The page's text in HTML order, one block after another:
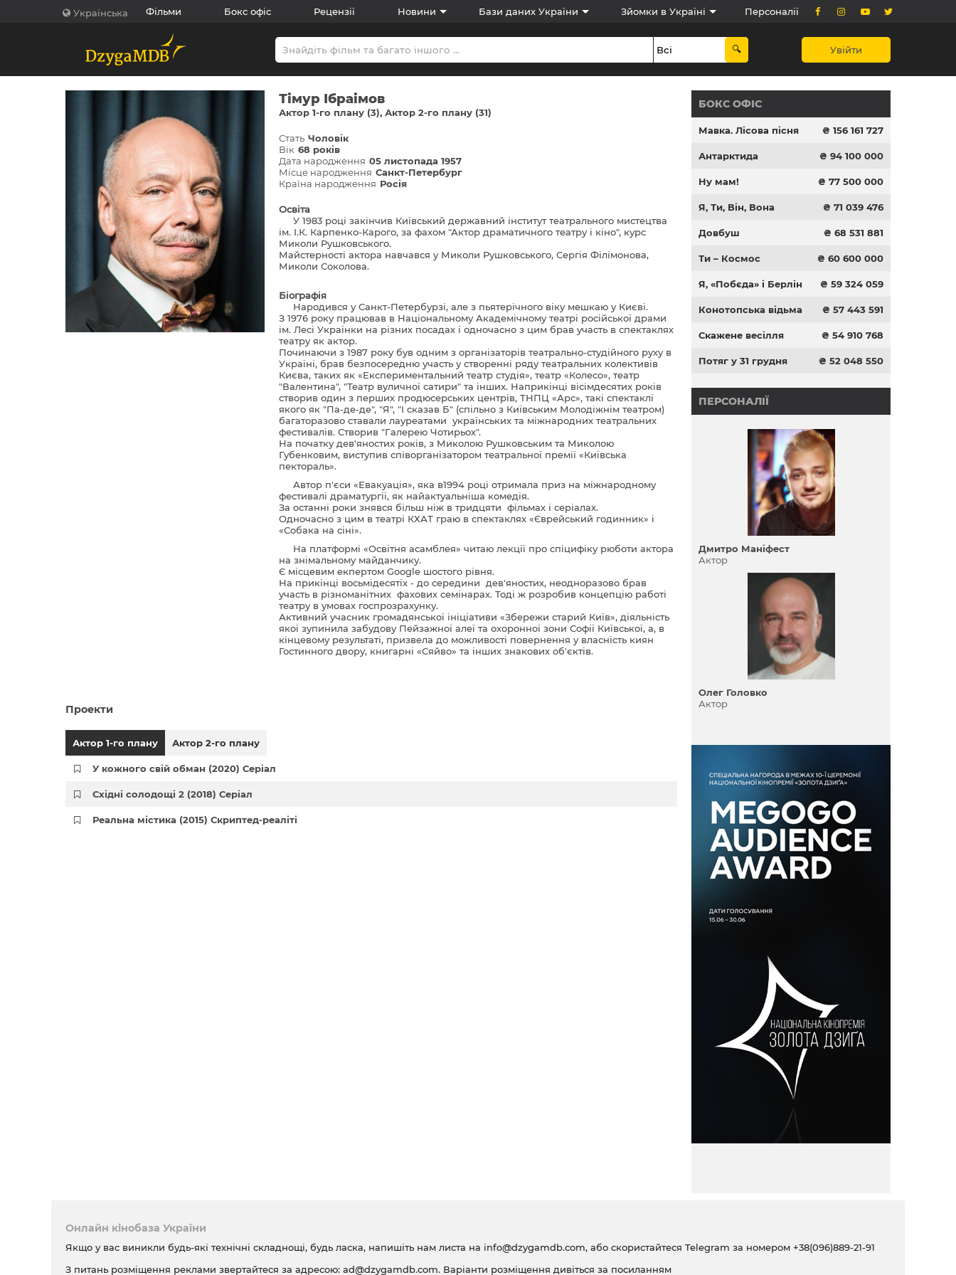
Українська Фільми Бокс офіс Рецензії Новини Бази даних України Зйомки в Україні Персоналії
Увійти
Тімур Ібраімов
Актор 1-го плану (3) Актор 2-го плану (31)
Стать Чоловік
Вік 68 років
Дата народження 05 листопада 1957
Місце народження Санкт-Петербург
Країна народження Росія
Освіта
У 1983 році закінчив Київський державний інститут театрального мистецтва
ім. І.К. Карпенко-Карого, за фахом "Актор драматичного театру і кіно", курс
Миколи Рушковського.
Майстерності актора навчався у Миколи Рушковського, Сергія Філімонова,
Миколи Соколова.
Біографія
Народився у Санкт-Петербурзі, але з пьятерічного віку мешкаю у Києві.
З 1976 року працював в Національному Академічному театрі російської драми
ім. Лесі Українки на різних посадах і одночасно з цим брав участь в спектаклях
театру як актор.
Починаючи з 1987 року був одним з організаторів театрально-студійного руху в
Україні, брав безпосередню участь у створенні ряду театральних колективів
Києва, таких як «Експериментальний театр студія», театр «Колесо», театр
"Валентина", "Театр вуличної сатири" та інших. Наприкінці вісімдесятих років
створив один з перших продюсерських центрів, ТНПЦ «Арс», такі спектаклі
якого як "Па-де-де", "Я", "І сказав Б" (спільно з Київським Молодіжнім театром)
багаторазово ставали лауреатами українських та міжнародних театральних
фестивалів. Створив "Галерею Чотирьох".
На початку дев'яностих років, з Миколою Рушковським та Миколою
Губенковим, виступив співорганізатором театральної премії «Київська
пектораль».
Автор п'єси «Евакуація», яка в1994 році отримала приз на міжнародному
фестивалі драматургії, як найактуальніша комедія.
За останні роки знявся більш ніж в тридцяти фільмах і серіалах.
Одночасно з цим в театрі КХАТ граю в спектаклях «Єврейський годинник» і
«Собака на сіні».
На платформі «Освітня асамблея» читаю лекції про спіцифіку рюботи актора
на знімальному майданчику.
Є місцевим екпертом Google шостого рівня.
На прикінці восьмідесятіх - до середини дев'яностих, неодноразово брав
участь в різноманітних фахових семінарах. Тоді ж розробив концепцію работі
театру в умовах госпрозрахунку.
Активний учасник громадянської ініціативи «Збережи старий Київ», діяльність
якої зупинила забудову Пейзажної алеї та охоронної зони Софії Київської, а, в
кінцевому результаті, призвела до можливості повернення у власність киян
Гостинного двору, книгарні «Сяйво» та інших знакових об'єктів.
Проекти
Актор 1-го плану Актор 2-го плану
У кожного свій обман (2020) Серіал
Східні солодощі 2 (2018) Серіал
Реальна містика (2015) Скриптед-реаліті
БОКС ОФІС
Мавка. Лісова пісня ₴ 156 161 727
Антарктида ₴ 94 100 000
Ну мам! ₴ 77 500 000
Я, Ти, Він, Вона ₴ 71 039 476
Довбуш ₴ 68 531 881
Ти – Космос ₴ 60 600 000
Я, «Побєда» і Берлін ₴ 59 324 059
Конотопська відьма ₴ 57 443 591
Скажене весілля ₴ 54 910 768
Потяг у 31 грудня ₴ 52 048 550
ПЕРСОНАЛІЇ
Дмитро Маніфест
Актор
Олег Головко
Актор
Онлайн кінобаза України
Якщо у вас виникли будь-які технічні складнощі, будь ласка, напишіть нам листа на info@dzygamdb.com, або скористайтеся Telegram за номером +38(096)889-21-91
З питань розміщення реклами звертайтеся за адресою: ad@dzygamdb.com. Варіанти розміщення дивіться за посиланням